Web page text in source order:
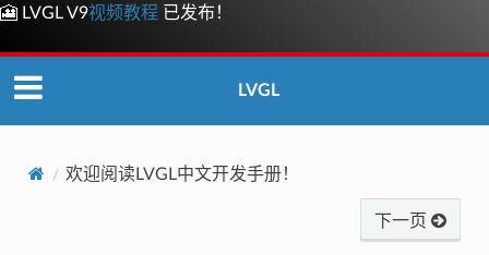
🎦 LVGL V9视频教程 已发布！
LVGL
欢迎阅读LVGL中文开发手册！
下一页